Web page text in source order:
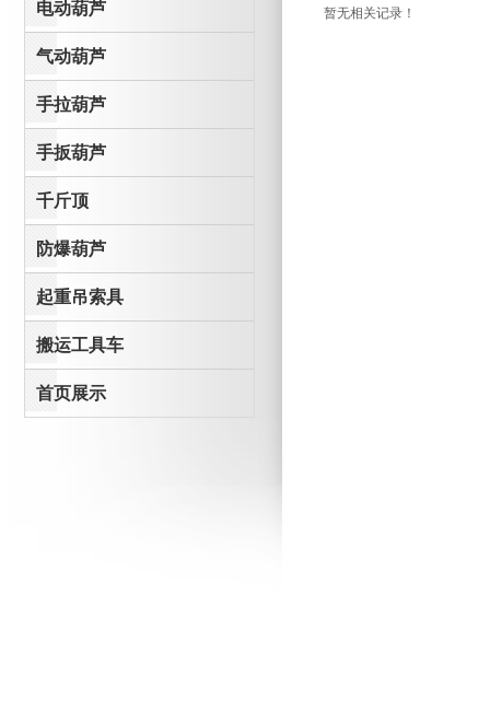
电动葫芦
气动葫芦
手拉葫芦
手扳葫芦
千斤顶
防爆葫芦
起重吊索具
搬运工具车
首页展示
暂无相关记录！